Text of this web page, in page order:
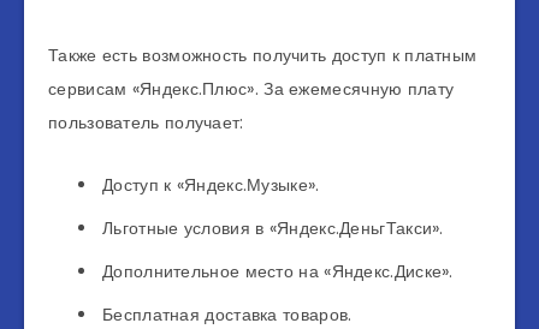
Также есть возможность получить доступ к платным
сервисам «Яндекс.Плюс». За ежемесячную плату
пользователь получает:
Доступ к «Яндекс.Музыке».
Льготные условия в «Яндекс.ДеньгТакси».
Дополнительное место на «Яндекс.Диске».
Бесплатная доставка товаров.